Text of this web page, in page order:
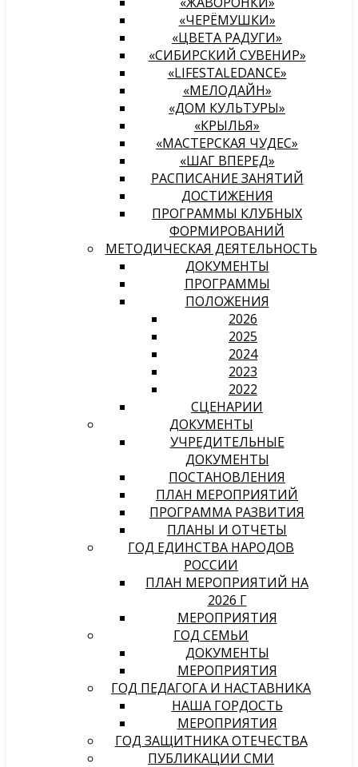
«ЧЕРЁМУШКИ»
«ЦВЕТА РАДУГИ»
«СИБИРСКИЙ СУВЕНИР»
«LIFESTALEDANCE»
«МЕЛОДАЙН»
«ДОМ КУЛЬТУРЫ»
«КРЫЛЬЯ»
«МАСТЕРСКАЯ ЧУДЕС»
«ШАГ ВПЕРЕД»
РАСПИСАНИЕ ЗАНЯТИЙ
ДОСТИЖЕНИЯ
ПРОГРАММЫ КЛУБНЫХ
ФОРМИРОВАНИЙ
МЕТОДИЧЕСКАЯ ДЕЯТЕЛЬНОСТЬ
ДОКУМЕНТЫ
ПРОГРАММЫ
ПОЛОЖЕНИЯ
2026
2025
2024
2023
2022
СЦЕНАРИИ
ДОКУМЕНТЫ
УЧРЕДИТЕЛЬНЫЕ
ДОКУМЕНТЫ
ПОСТАНОВЛЕНИЯ
ПЛАН МЕРОПРИЯТИЙ
ПРОГРАММА РАЗВИТИЯ
ПЛАНЫ И ОТЧЕТЫ
ГОД ЕДИНСТВА НАРОДОВ
РОССИИ
ПЛАН МЕРОПРИЯТИЙ НА
2026 Г
МЕРОПРИЯТИЯ
ГОД СЕМЬИ
ДОКУМЕНТЫ
МЕРОПРИЯТИЯ
ГОД ПЕДАГОГА И НАСТАВНИКА
НАША ГОРДОСТЬ
МЕРОПРИЯТИЯ
ГОД ЗАЩИТНИКА ОТЕЧЕСТВА
ПУБЛИКАЦИИ СМИ